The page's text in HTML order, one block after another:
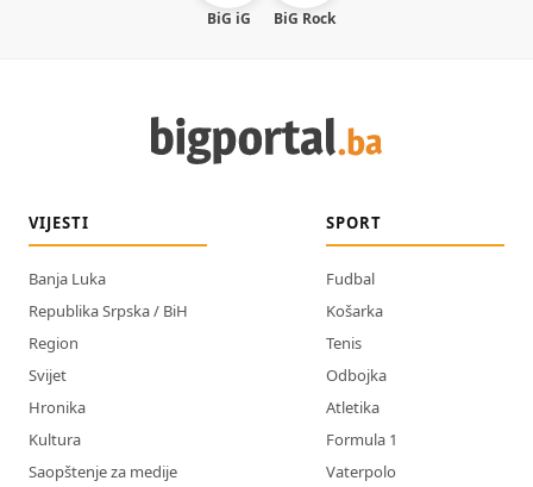
BiG iG BiG Rock
VIJESTI
Banja Luka
Republika Srpska / BiH
Region
Svijet
Hronika
Kultura
Saopštenje za medije
SPORT
Fudbal
Košarka
Tenis
Odbojka
Atletika
Formula 1
Vaterpolo